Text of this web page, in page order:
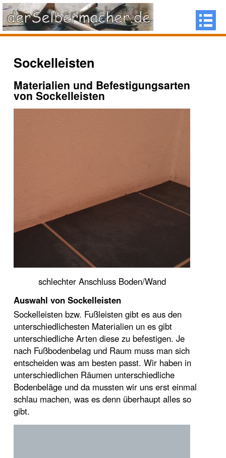
Sockelleisten
Materialien und Befestigungsarten
von Sockelleisten
schlechter Anschluss Boden/Wand
Auswahl von Sockelleisten
Sockelleisten bzw. Fußleisten gibt es aus den
unterschiedlichesten Materialien un es gibt
unterschiedliche Arten diese zu befestigen. Je
nach Fußbodenbelag und Raum muss man sich
entscheiden was am besten passt. Wir haben in
unterschiedlichen Räumen unterschiedliche
Bodenbeläge und da mussten wir uns erst einmal
schlau machen, was es denn überhaupt alles so
gibt.